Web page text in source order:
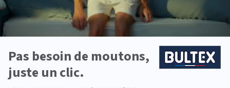
maîtrisés et des collections pensées pour durer.
Chaque dormeur a son besoin. Les matelas Bultex
couvrent plusieurs fermetés. Associés au sommier
Envie d’équiper toute la famille ? Bultex propose
des solutions pour adultes, jeunes et invités. Du lit
*Marque la plus détenue : 18 599 personnes